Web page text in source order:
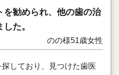
を勧められ、他の歯の治
た。
のの様51歳女性
しており、見つけた歯医